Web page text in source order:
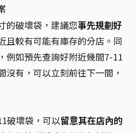
的破壞袋，建議您事先規劃好
且較有可能有庫存的分店。同
，例如預先查詢好附近幾間7-11
沒有，可以立刻前往下一間，
破壞袋，可以留意其在店內的